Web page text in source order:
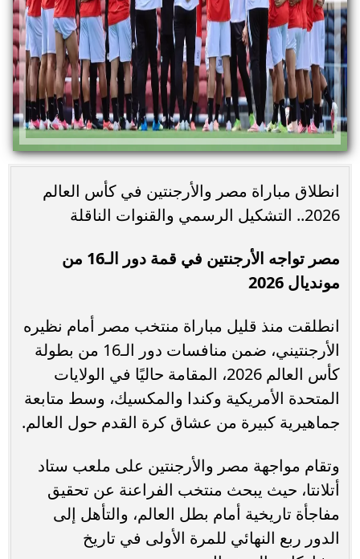
انطلاق مباراة مصر والأرجنتين في كأس العالم
2026.. التشكيل الرسمي والقنوات الناقلة
مصر تواجه الأرجنتين في قمة دور الـ16 من
مونديال 2026
انطلقت منذ قليل مباراة منتخب مصر أمام نظيره
الأرجنتيني، ضمن منافسات دور الـ16 من بطولة
كأس العالم 2026، المقامة حاليًا في الولايات
المتحدة الأمريكية وكندا والمكسيك، وسط متابعة
جماهيرية كبيرة من عشاق كرة القدم حول العالم.
وتقام مواجهة مصر والأرجنتين على ملعب ستاد
أتلانتا، حيث يبحث منتخب الفراعنة عن تحقيق
مفاجأة تاريخية أمام بطل العالم، والتأهل إلى
الدور ربع النهائي للمرة الأولى في تاريخ